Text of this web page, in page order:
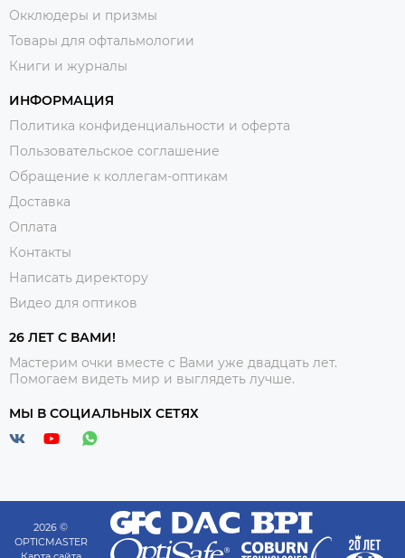
Окклюдеры и призмы
Товары для офтальмологии
Книги и журналы
ИНФОРМАЦИЯ
Политика конфиденциальности и оферта
Пользовательское соглашение
Обращение к коллегам-оптикам
Доставка
Оплата
Контакты
Написать директору
Видео для оптиков
26 ЛЕТ С ВАМИ!
Мастерим очки вместе с Вами уже двадцать лет.
Помогаем видеть мир и выглядеть лучше.
МЫ В СОЦИАЛЬНЫХ СЕТЯХ
2026 ©
OPTICMASTER